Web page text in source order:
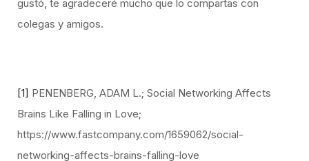
gustó, te agradeceré mucho que lo compartas con
colegas y amigos.
[1] PENENBERG, ADAM L.; Social Networking Affects
Brains Like Falling in Love;
https://www.fastcompany.com/1659062/social-
networking-affects-brains-falling-love